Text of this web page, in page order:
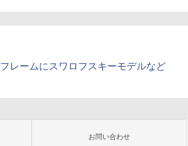
レームにスワロフスキーモデルなど
お問い合わせ